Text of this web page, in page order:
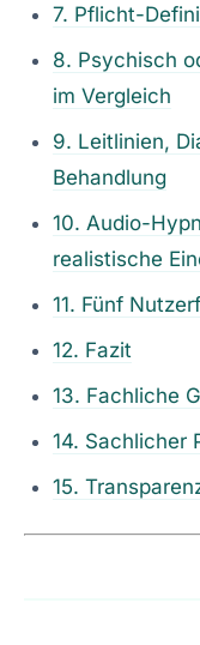
7. Pflicht-
8. Psychisch
im Vergleich
9. Leitlinien,
Behandlung
10. Audio-
realistische
11. Fünf
12. Fazit
13. Fachliche
14. Sachlicher
15.